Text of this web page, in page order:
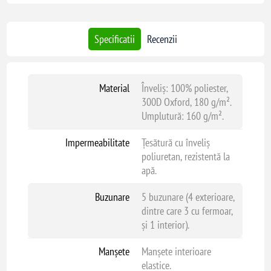
Specificatii Recenzii
Material
Înveliș: 100% poliester,
300D Oxford, 180 g/m².
Umplutură: 160 g/m².
Impermeabilitate
Țesătură cu înveliș
poliuretan, rezistentă la
apă.
Buzunare
5 buzunare (4 exterioare,
dintre care 3 cu fermoar,
și 1 interior).
Manșete
Manșete interioare
elastice.